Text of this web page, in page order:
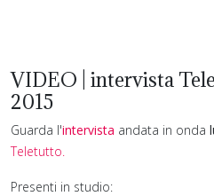
VIDEO | intervista
2015
Guarda l'intervista andata in onda
Teletutto.
Presenti in studio: